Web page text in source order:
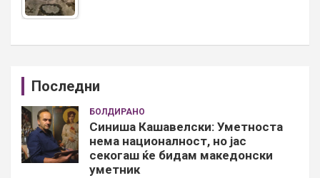
Последни
БОЛДИРАНО
Синиша Кашавелски: Уметноста
нема националност, но јас
секогаш ќе бидам македонски
уметник